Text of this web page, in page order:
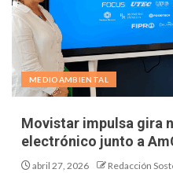
MEDIOAMBIENTAL
Movistar impulsa gira
electrónico junto a
abril 27, 2026 Redacción